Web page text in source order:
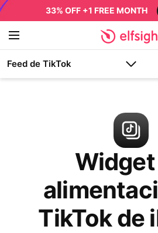
33% OFF +1 FREE MONTH
Feed de TikTok
TikTok de